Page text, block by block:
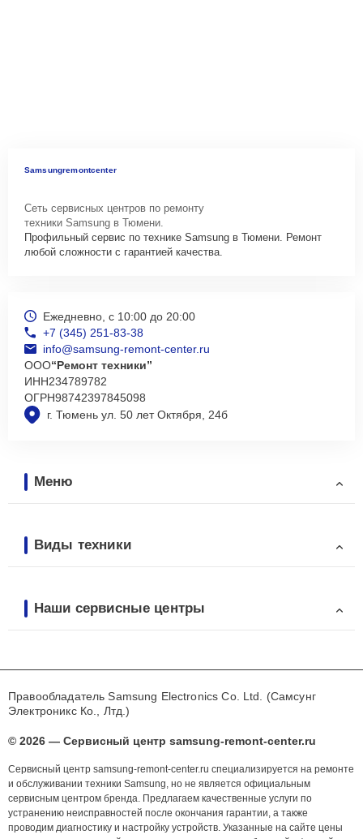
Samsungremontcenter
Сеть сервисных центров по ремонту
техники Samsung в Тюмени.
Профильный сервис по технике Samsung в Тюмени. Ремонт
любой сложности с гарантией качества.
г. Тюмень ул. 50 лет Октября, 24б
Ежедневно, с 10:00 до 20:00
+7 (345) 251-83-38
info@samsung-remont-center.ru
ООО“Ремонт техники”
ИНН234789782
ОГРН98742397845098
Меню
Виды техники
Наши сервисные центры
Правообладатель Samsung Electronics Co. Ltd. (Самсунг
Электроникс Ко., Лтд.)
© 2026 — Сервисный центр samsung-remont-center.ru
Сервисный центр samsung-remont-center.ru специализируется на ремонте
и обслуживании техники Samsung, но не является официальным
сервисным центром бренда. Предлагаем качественные услуги по
устранению неисправностей после окончания гарантии, а также
проводим диагностику и настройку устройств. Указанные на сайте цены